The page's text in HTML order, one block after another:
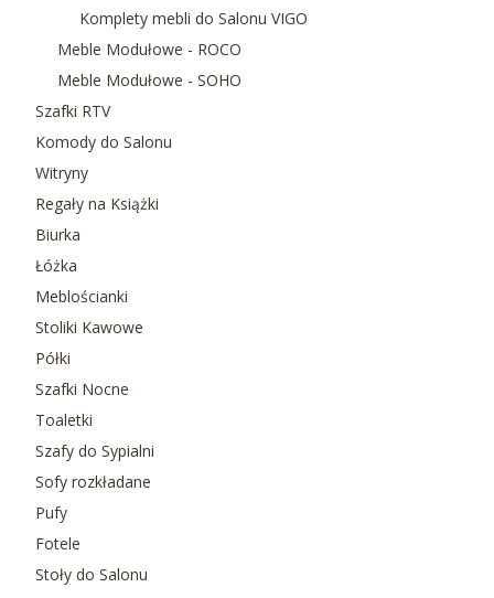
Komplety mebli do Salonu VIGO
Meble Modułowe - ROCO
Meble Modułowe - SOHO
Szafki RTV
Komody do Salonu
Witryny
Regały na Książki
Biurka
Łóżka
Meblościanki
Stoliki Kawowe
Półki
Szafki Nocne
Toaletki
Szafy do Sypialni
Sofy rozkładane
Pufy
Fotele
Stoły do Salonu